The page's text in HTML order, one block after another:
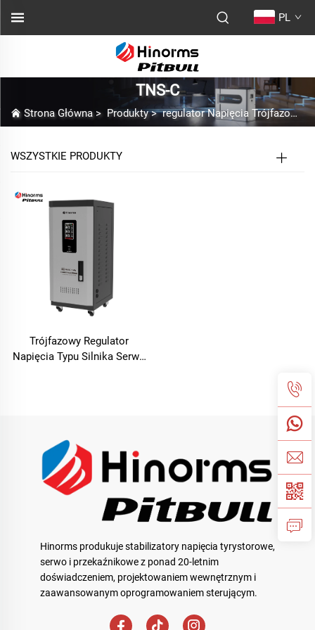
PL
TNS-C
Strona Główna> Produkty>regulator Napięcia Trójfazowego
WSZYSTKIE PRODUKTY
Trójfazowy Regulator
Napięcia Typu Silnika Serwo
Hinorms produkuje stabilizatory napięcia tyrystorowe,
serwo i przekaźnikowe z ponad 20-letnim
doświadczeniem, projektowaniem wewnętrznym i
zaawansowanym oprogramowaniem sterującym.